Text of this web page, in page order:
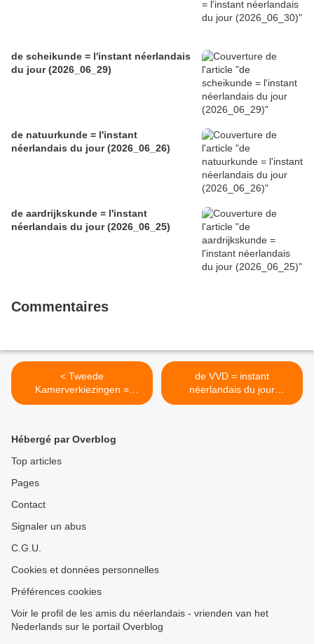
de scheikunde = l'instant néerlandais
du jour (2026_06_29)
de natuurkunde = l'instant
néerlandais du jour (2026_06_26)
de aardrijkskunde = l'instant
néerlandais du jour (2026_06_25)
Commentaires
< Tweede
Kamerverkiezingen =
instant néerlandais du jour
de VVD = instant
néerlandais du jour
(2021_10_06) >
Hébergé par Overblog
Top articles
Pages
Contact
Signaler un abus
C.G.U.
Cookies et données personnelles
Préférences cookies
Voir le profil de les amis du néerlandais - vrienden van het
Nederlands sur le portail Overblog